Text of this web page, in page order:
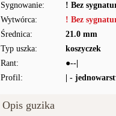
Sygnowanie:
! Bez
Wytwórca:
! Bez
Średnica:
21.0 mm
Typ uszka:
koszyczek
Rant:
●--|
Profil:
| -
Opis guzika